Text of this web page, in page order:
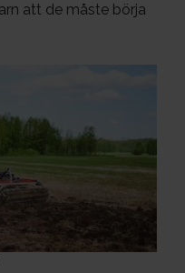
att de måste börja